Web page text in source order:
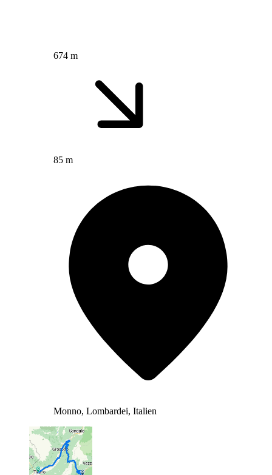
674 m
85 m
Monno, Lombardei, Italien